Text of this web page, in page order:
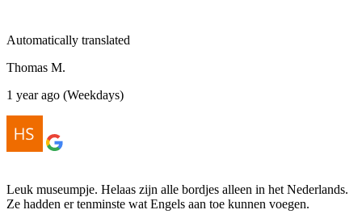
Automatically translated
Thomas M.
1 year ago (Weekdays)
Leuk museumpje. Helaas zijn alle bordjes alleen in het Nederlands.
Ze hadden er tenminste wat Engels aan toe kunnen voegen.